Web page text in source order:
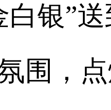
白银”
围，